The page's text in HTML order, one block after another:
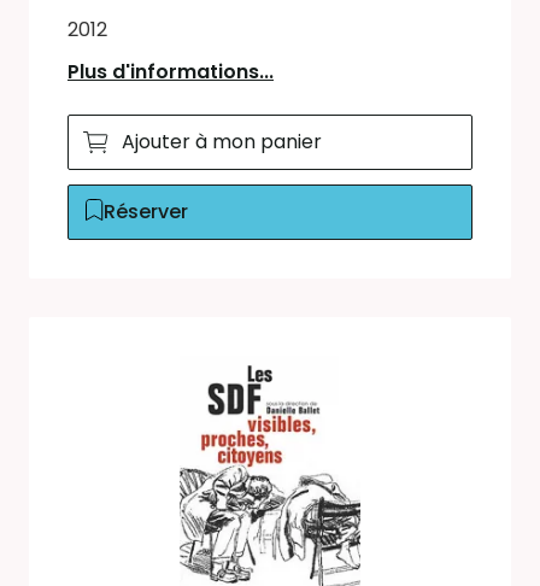
2012
Plus d'informations...
Ajouter à mon panier
Réserver